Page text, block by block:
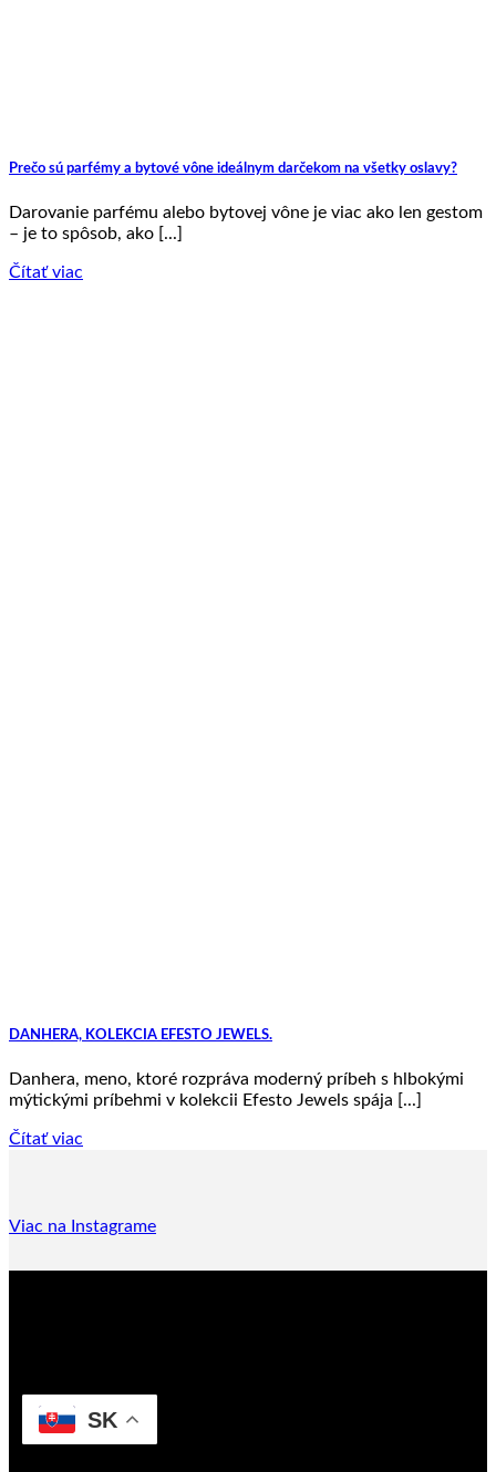
Prečo sú parfémy a bytové vône ideálnym darčekom na všetky oslavy?
Darovanie parfému alebo bytovej vône je viac ako len gestom
– je to spôsob, ako [...]
Čítať viac
DANHERA, KOLEKCIA EFESTO JEWELS.
Danhera, meno, ktoré rozpráva moderný príbeh s hlbokými
mýtickými príbehmi v kolekcii Efesto Jewels spája [...]
Čítať viac
Viac na Instagrame
SK